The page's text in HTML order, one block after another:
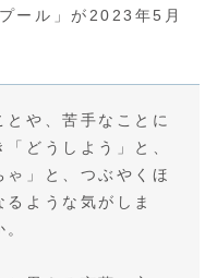
ール」が2023年5月
や、苦手なことに
どうしよう」と、
」と、つぶやくほ
ような気がしま